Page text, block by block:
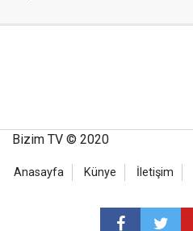
Bizim TV © 2020
Anasayfa Künye İletişim